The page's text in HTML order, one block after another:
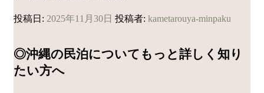
投稿日: 2025年11月30日 投稿者: kametarouya-minpaku
◎沖縄の民泊についてもっと詳しく知り
たい方へ